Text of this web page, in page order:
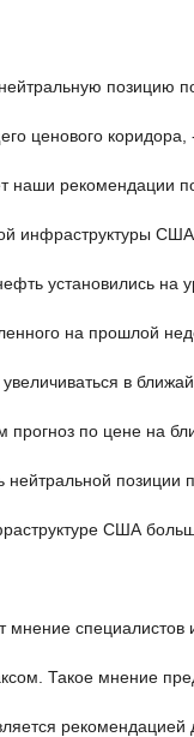
позицию
ценового коридора,
рекомендации
инфраструктуры
установились
на прошлой
в
прогноз по цене на
позиции
США
специалистов
Такое мнение